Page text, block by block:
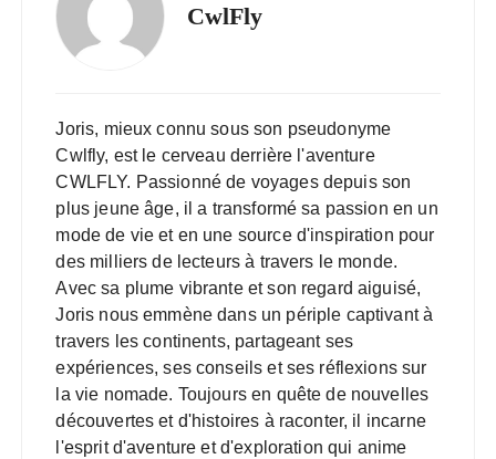
CwlFly
Joris, mieux connu sous son pseudonyme
Cwlfly, est le cerveau derrière l'aventure
CWLFLY. Passionné de voyages depuis son
plus jeune âge, il a transformé sa passion en un
mode de vie et en une source d'inspiration pour
des milliers de lecteurs à travers le monde.
Avec sa plume vibrante et son regard aiguisé,
Joris nous emmène dans un périple captivant à
travers les continents, partageant ses
expériences, ses conseils et ses réflexions sur
la vie nomade. Toujours en quête de nouvelles
découvertes et d'histoires à raconter, il incarne
l'esprit d'aventure et d'exploration qui anime